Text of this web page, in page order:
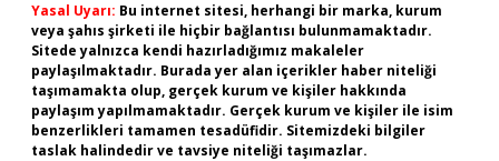
Yasal Uyarı: Bu internet sitesi, herhangi bir marka, kurum
veya şahıs şirketi ile hiçbir bağlantısı bulunmamaktadır.
Sitede yalnızca kendi hazırladığımız makaleler
paylaşılmaktadır. Burada yer alan içerikler haber niteliği
taşımamakta olup, gerçek kurum ve kişiler hakkında
paylaşım yapılmamaktadır. Gerçek kurum ve kişiler ile isim
benzerlikleri tamamen tesadüfidir. Sitemizdeki bilgiler
taslak halindedir ve tavsiye niteliği taşımazlar.